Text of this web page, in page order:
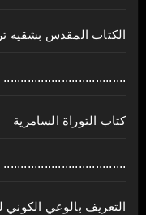
الكتاب المقدس بشقيه
....................................
كتاب التوراة السامرية
....................................
ﺍﻟﺘﻌﺮﻳﻒ ﺑﺎﻟﻮﻋﻲ ﺍﻟﻜﻮﻧﻲ